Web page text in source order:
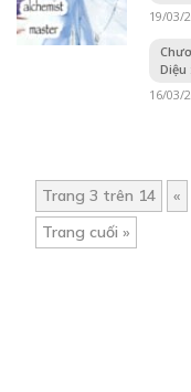
19/03/
16/03/
Trang 3 trên 14 «
Trang cuối »